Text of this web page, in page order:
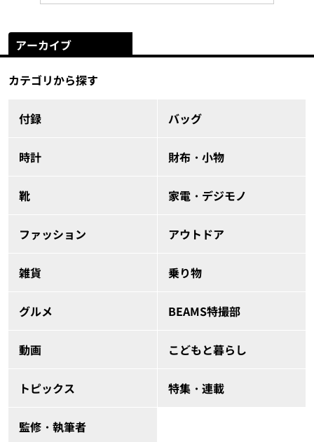
アーカイブ
カテゴリから探す
付録 バッグ
時計 財布・小物
靴 家電・デジモノ
ファッション アウトドア
雑貨 乗り物
グルメ BEAMS特撮部
動画 こどもと暮らし
トピックス 特集・連載
監修・執筆者